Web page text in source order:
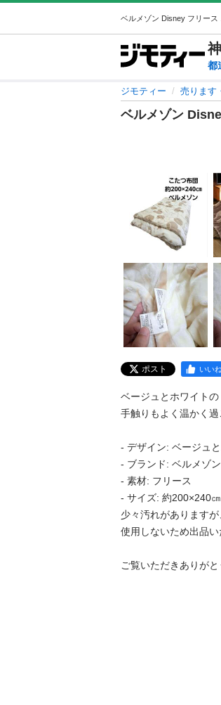
都
ジモティー 売ります
ベルメゾン
ポスト いい
ベージュとホワイトの
手触りもよく温かく過
- デザイン: ベージュ
- ブランド: ベルメゾ
- 素材: フリース
- サイズ: 約200×240㎝
少々汚れがありますが
使用しないため出品い
ご覧いただきありがと